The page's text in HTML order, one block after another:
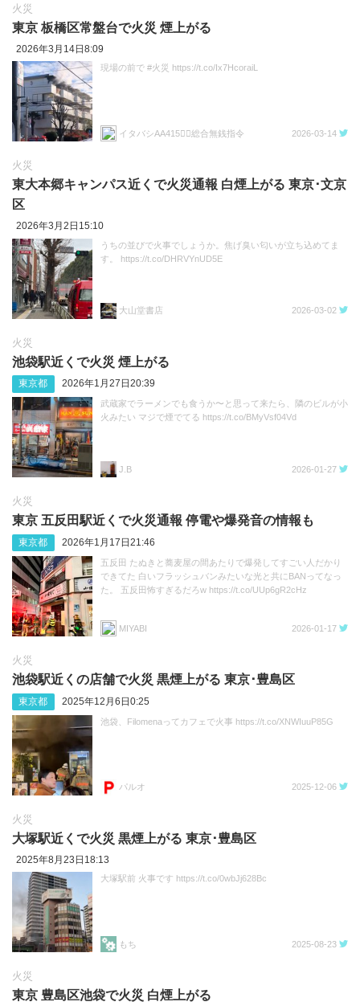
火災
東京 板橋区常盤台で火災 煙上がる
2026年3月14日8:09
現場の前で #火災 https://t.co/Ix7HcoraiL
イタバシAA415😵‍💫総合無銭指令 2026-03-14
火災
東大本郷キャンパス近くで火災通報 白煙上がる 東京･文京
区
2026年3月2日15:10
うちの並びで火事でしょうか。焦げ臭い匂いが立ち込めてま
す。 https://t.co/DHRVYnUD5E
大山堂書店 2026-03-02
火災
池袋駅近くで火災 煙上がる
東京都 2026年1月27日20:39
武蔵家でラーメンでも食うか〜と思って来たら、隣のビルが小
火みたい マジで煙でてる https://t.co/BMyVsf04Vd
J.B 2026-01-27
火災
東京 五反田駅近くで火災通報 停電や爆発音の情報も
東京都 2026年1月17日21:46
五反田 たぬきと蕎麦屋の間あたりで爆発してすごい人だかり
できてた 白いフラッシュバンみたいな光と共にBANってなっ
た。 五反田怖すぎるだろw https://t.co/UUp6gR2cHz
MIYABI 2026-01-17
火災
池袋駅近くの店舗で火災 黒煙上がる 東京･豊島区
東京都 2025年12月6日0:25
池袋、Filomenaってカフェで火事 https://t.co/XNWIuuP85G
パルオ 2025-12-06
火災
大塚駅近くで火災 黒煙上がる 東京･豊島区
2025年8月23日18:13
大塚駅前 火事です https://t.co/0wbJj628Bc
もち 2025-08-23
火災
東京 豊島区池袋で火災 白煙上がる